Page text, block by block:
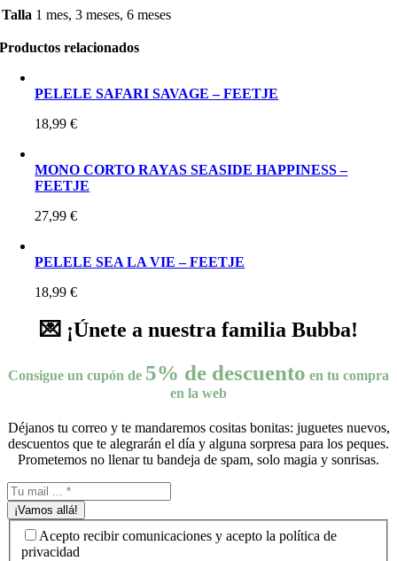
Talla 1 mes, 3 meses, 6 meses
Productos relacionados
PELELE SAFARI SAVAGE – FEETJE
18,99€
MONO CORTO RAYAS SEASIDE HAPPINESS –
FEETJE
27,99€
PELELE SEA LA VIE – FEETJE
18,99€
💌 ¡Únete a nuestra familia Bubba!
Consigue un cupón de 5% de descuento en tu compra
en la web
Déjanos tu correo y te mandaremos cositas bonitas: juguetes nuevos,
descuentos que te alegrarán el día y alguna sorpresa para los peques.
Prometemos no llenar tu bandeja de spam, solo magia y sonrisas.
¡Vamos allá!
Acepto recibir comunicaciones y acepto la política de
privacidad